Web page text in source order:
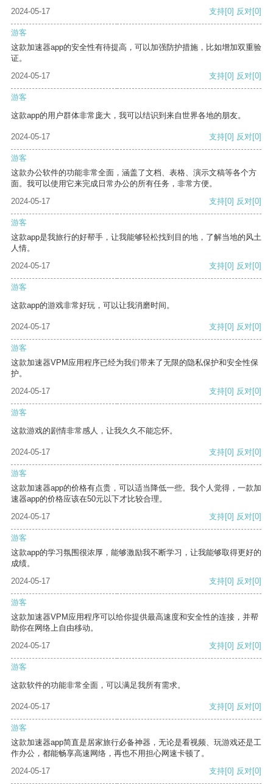
2024-05-17 支持[0] 反对[0]
游客
这款加速器app的安全性有待提高，可以加强防护措施，比如增加双重验
证。
2024-05-17
支持[0] 反对[0]
游客
这款app的用户群体非常庞大，我可以结识到来自世界各地的朋友。
2024-05-17 支持[0] 反对[0]
游客
这款办公软件的功能非常全面，涵盖了文档、表格、演示文稿等各个方
面。我可以使用它来完成日常办公的所有任务，非常方便。
2024-05-17
支持[0] 反对[0]
游客
这款app是我旅行的好帮手，让我能够轻松找到目的地，了解当地的风土
人情。
2024-05-17
支持[0] 反对[0]
游客
这款app的游戏非常好玩，可以让我消磨时间。
2024-05-17 支持[0] 反对[0]
游客
这款加速器VPM应用程序已经为我们带来了无限的隐私保护和安全性保
护。
2024-05-17
支持[0] 反对[0]
游客
这款游戏的剧情非常感人，让我久久不能忘怀。
2024-05-17 支持[0] 反对[0]
游客
这款加速器app的价格有点贵，可以适当降低一些。我个人觉得，一款加
速器app的价格应该在50元以下才比较合理。
2024-05-17
支持[0] 反对[0]
游客
这款app的学习氛围很浓厚，能够激励我不断学习，让我能够取得更好的
成绩。
2024-05-17
支持[0] 反对[0]
游客
这款加速器VPM应用程序可以给你提供最高速度和安全性的连接，并帮
助你在网络上自由移动。
2024-05-17
支持[0] 反对[0]
游客
这款软件的功能非常全面，可以满足我所有需求。
2024-05-17 支持[0] 反对[0]
游客
这款加速器app简直是居家旅行必备神器，无论是看视频、玩游戏还是工
作办公，都能畅享高速网络，再也不用担心网速卡顿了。
2024-05-17
支持[0] 反对[0]